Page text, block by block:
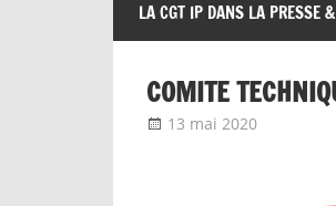
LA CGT IP DANS LA PRESSE
COMITE
13 mai 2020